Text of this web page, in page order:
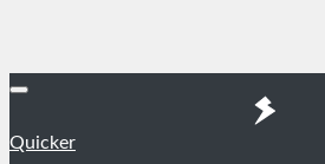
Quicker